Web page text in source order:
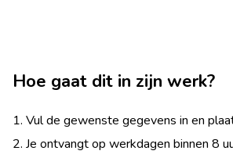
Hoe gaat dit in zijn werk?
1. Vul de gewenste gegevens in en
2. Je ontvangt op werkdagen binnen 8